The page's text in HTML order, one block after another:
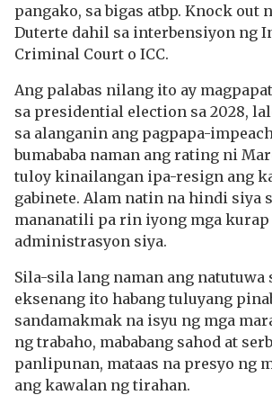
pangako, sa bigas atbp. Knock out
Duterte dahil sa interbensiyon ng
Criminal Court o ICC.
Ang palabas nilang ito ay
sa presidential election sa 2028,
sa alanganin ang pagpapa-
bumababa naman ang rating ni
tuloy kinailangan ipa-resign ang
gabinete. Alam natin na hindi siya
mananatili pa rin iyong mga kurap
administrasyon siya.
Sila-sila lang naman ang natutuwa
eksenang ito habang tuluyang
sandamakmak na isyu ng mga
ng trabaho, mababang sahod at
panlipunan, mataas na presyo ng
ang kawalan ng tirahan.